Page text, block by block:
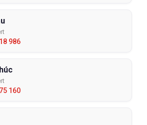
986
160